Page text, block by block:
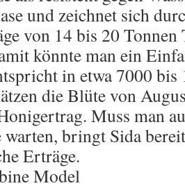
und zeichnet sich
von 14 bis 20 Tonnen
könnte man ein
in etwa 7000
die Blüte von
Muss man
warten, bringt Sida
Erträge.
Model